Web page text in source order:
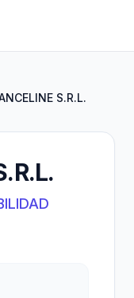
S.R.L.